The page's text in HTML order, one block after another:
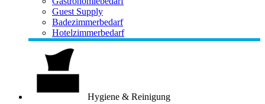
Guest Supply
Badezimmerbedarf
Hotelzimmerbedarf
Hygiene & Reinigung